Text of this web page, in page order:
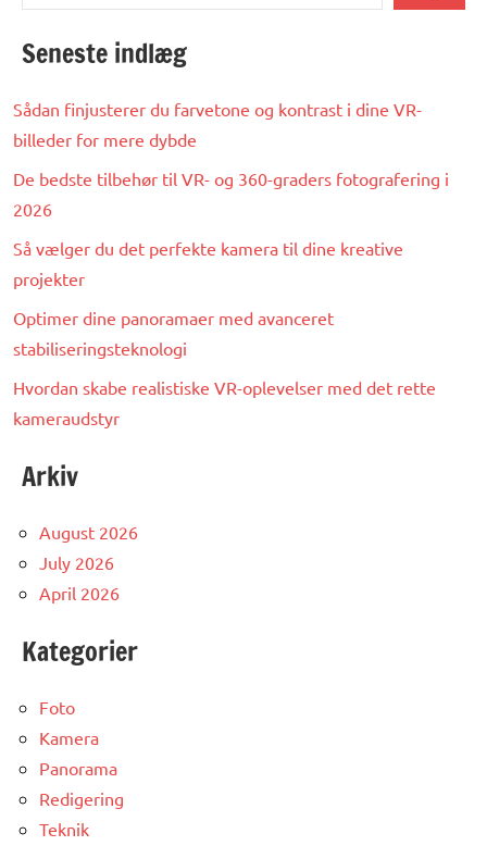
Seneste indlæg
Sådan finjusterer du farvetone og kontrast i dine VR-
billeder for mere dybde
De bedste tilbehør til VR- og 360-graders fotografering i
2026
Så vælger du det perfekte kamera til dine kreative
projekter
Optimer dine panoramaer med avanceret
stabiliseringsteknologi
Hvordan skabe realistiske VR-oplevelser med det rette
kameraudstyr
Arkiv
August 2026
July 2026
April 2026
Kategorier
Foto
Kamera
Panorama
Redigering
Teknik